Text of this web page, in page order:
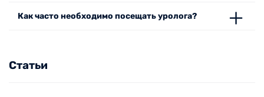
точные результаты и эффективные
персонализированные программы
Как часто необходимо посещать уролога?
Статьи